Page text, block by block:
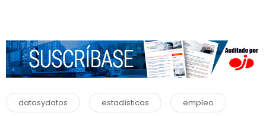
datosydatos estadísticas empleo